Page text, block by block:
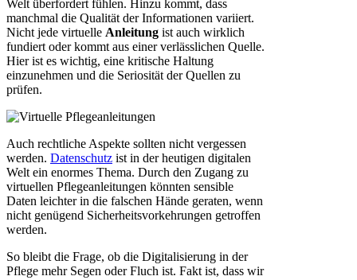
Welt überfordert fühlen. Hinzu kommt, dass
manchmal die Qualität der Informationen variiert.
Nicht jede virtuelle Anleitung ist auch wirklich
fundiert oder kommt aus einer verlässlichen Quelle.
Hier ist es wichtig, eine kritische Haltung
einzunehmen und die Seriosität der Quellen zu
prüfen.
Auch rechtliche Aspekte sollten nicht vergessen
werden. Datenschutz ist in der heutigen digitalen
Welt ein enormes Thema. Durch den Zugang zu
virtuellen Pflegeanleitungen könnten sensible
Daten leichter in die falschen Hände geraten, wenn
nicht genügend Sicherheitsvorkehrungen getroffen
werden.
So bleibt die Frage, ob die Digitalisierung in der
Pflege mehr Segen oder Fluch ist. Fakt ist, dass wir